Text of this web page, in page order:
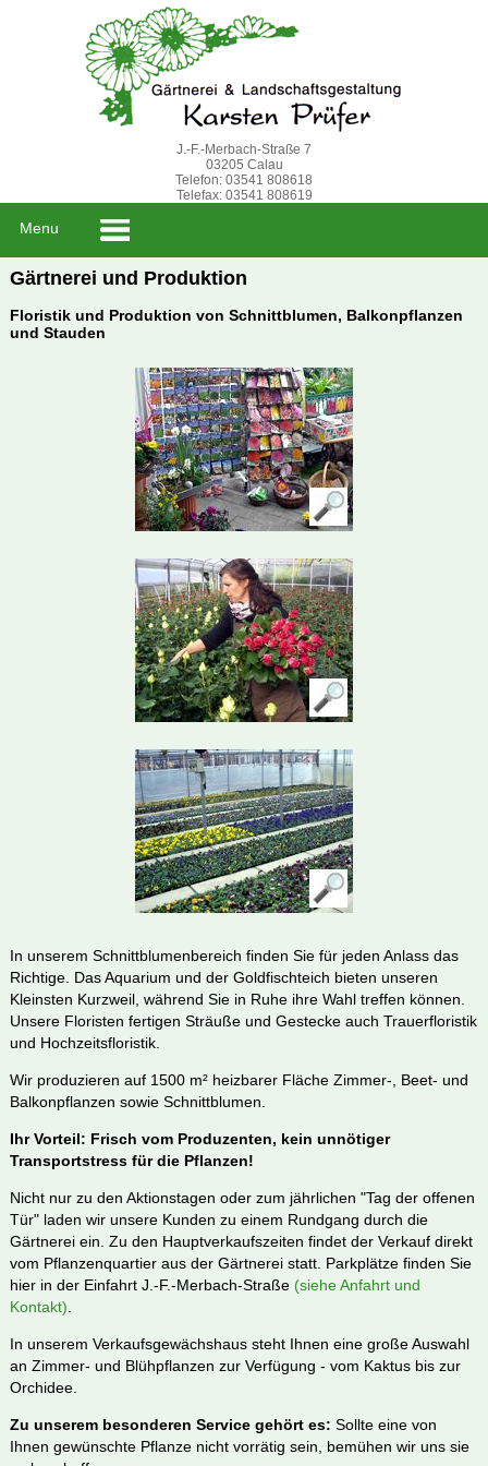
J.-F.-Merbach-Straße 7
03205 Calau
Telefon: 03541 808618
Telefax: 03541 808619
Menu
Gärtnerei und Produktion
Floristik und Produktion von Schnittblumen, Balkonpflanzen
und Stauden
In unserem Schnittblumenbereich finden Sie für jeden Anlass das
Richtige. Das Aquarium und der Goldfischteich bieten unseren
Kleinsten Kurzweil, während Sie in Ruhe ihre Wahl treffen können.
Unsere Floristen fertigen Sträuße und Gestecke auch Trauerfloristik
und Hochzeitsfloristik.
Wir produzieren auf 1500 m² heizbarer Fläche Zimmer-, Beet- und
Balkonpflanzen sowie Schnittblumen.
Ihr Vorteil: Frisch vom Produzenten, kein unnötiger
Transportstress für die Pflanzen!
Nicht nur zu den Aktionstagen oder zum jährlichen "Tag der offenen
Tür" laden wir unsere Kunden zu einem Rundgang durch die
Gärtnerei ein. Zu den Hauptverkaufszeiten findet der Verkauf direkt
vom Pflanzenquartier aus der Gärtnerei statt. Parkplätze finden Sie
hier in der Einfahrt J.-F.-Merbach-Straße (siehe Anfahrt und
Kontakt)
In unserem Verkaufsgewächshaus steht Ihnen eine große Auswahl
an Zimmer- und Blühpflanzen zur Verfügung - vom Kaktus bis zur
Orchidee.
Zu unserem besonderen Service gehört es: Sollte eine von
Ihnen gewünschte Pflanze nicht vorrätig sein, bemühen wir uns sie